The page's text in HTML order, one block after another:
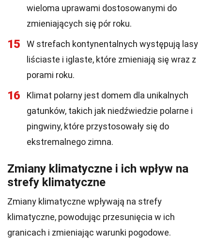
wieloma uprawami dostosowanymi do
zmieniających się pór roku.
15
W strefach kontynentalnych występują lasy
liściaste i iglaste, które zmieniają się wraz z
porami roku.
16
Klimat polarny jest domem dla unikalnych
gatunków, takich jak niedźwiedzie polarne i
pingwiny, które przystosowały się do
ekstremalnego zimna.
Zmiany klimatyczne i ich wpływ na
strefy klimatyczne
Zmiany klimatyczne wpływają na strefy
klimatyczne, powodując przesunięcia w ich
granicach i zmieniając warunki pogodowe.